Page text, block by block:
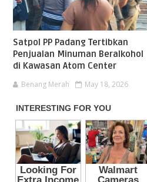
Satpol PP Padang Tertibkan
Penjualan Minuman Beralkohol
di Kawasan Atom Center
Benang Merah May 18, 2026